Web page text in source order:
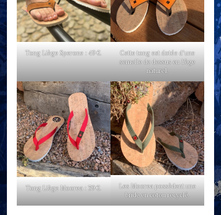
Tong Liège Sperone : 49 €.
Cette tong est dotée d’une
semelle de dessus en liège
naturel.
Tong Liège Moorea : 39 €.
Les Moorea possèdent une
bride en coton recyclé.